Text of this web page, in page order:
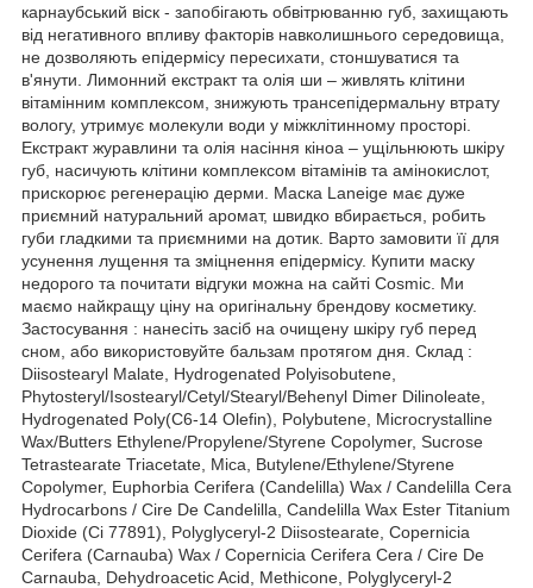
карнаубський віск - запобігають обвітрюванню губ, захищають
від негативного впливу факторів навколишнього середовища,
не дозволяють епідермісу пересихати, стоншуватися та
в'янути. Лимонний екстракт та олія ши – живлять клітини
вітамінним комплексом, знижують трансепідермальну втрату
вологу, утримує молекули води у міжклітинному просторі.
Екстракт журавлини та олія насіння кіноа – ущільнюють шкіру
губ, насичують клітини комплексом вітамінів та амінокислот,
прискорює регенерацію дерми. Маска Laneige має дуже
приємний натуральний аромат, швидко вбирається, робить
губи гладкими та приємними на дотик. Варто замовити її для
усунення лущення та зміцнення епідермісу. Купити маску
недорого та почитати відгуки можна на сайті Cosmic. Ми
маємо найкращу ціну на оригінальну брендову косметику.
Застосування : нанесіть засіб на очищену шкіру губ перед
сном, або використовуйте бальзам протягом дня. Склад :
Diisostearyl Malate, Hydrogenated Polyisobutene,
Phytosteryl/Isostearyl/Cetyl/Stearyl/Behenyl Dimer Dilinoleate,
Hydrogenated Poly(C6-14 Olefin), Polybutene, Microcrystalline
Wax/Butters Ethylene/Propylene/Styrene Copolymer, Sucrose
Tetrastearate Triacetate, Mica, Butylene/Ethylene/Styrene
Copolymer, Euphorbia Cerifera (Candelilla) Wax / Candelilla Cera
Hydrocarbons / Cire De Candelilla, Candelilla Wax Ester Titanium
Dioxide (Ci 77891), Polyglyceryl-2 Diisostearate, Copernicia
Cerifera (Carnauba) Wax / Copernicia Cerifera Cera / Cire De
Carnauba, Dehydroacetic Acid, Methicone, Polyglyceryl-2